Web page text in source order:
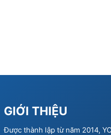
GIỚI THIỆU
Được thành lập từ năm 2014,